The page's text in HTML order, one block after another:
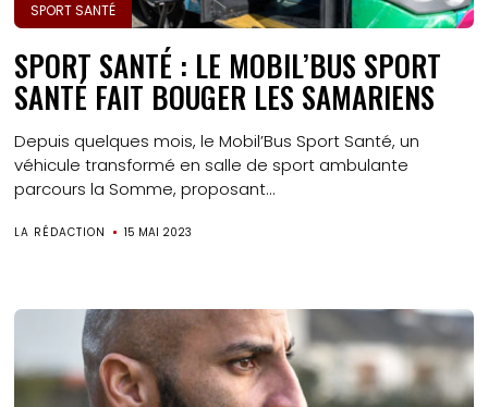
SPORT SANTÉ
SPORT SANTÉ : LE MOBIL’BUS SPORT
SANTÉ FAIT BOUGER LES SAMARIENS
Depuis quelques mois, le Mobil’Bus Sport Santé, un
véhicule transformé en salle de sport ambulante
parcours la Somme, proposant...
LA RÉDACTION 15 MAI 2023